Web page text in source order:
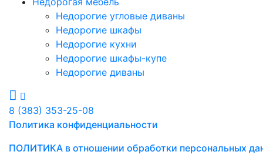
Недорогие угловые диваны
Недорогие шкафы
Недорогие кухни
Недорогие шкафы-купе
Недорогие диваны
8 (383) 353-25-08
Политика конфиденциальности
ПОЛИТИКА в отношении обработки персональных